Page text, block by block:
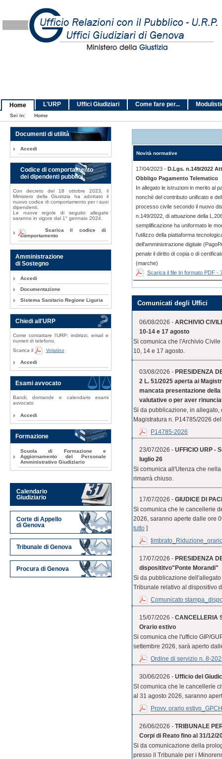
Home L'URP Uffici Giudiziari Come fare per...
Sei in: Home
Novità normative
17/04/2023 - D.Lgs. n.149/2022
Obbligo Pagamento Telematico
In allegato le istruzioni in merito al
nonchè del contributo unificato e
processo civile secondo il nuovo
n.149/2022, di attuazione della
semplificazione ha uniformato le
l'utilizzo della piattaforma
dell'amministrazione digitale
penale il diritto di copia o di
(marche)
Scarica il file In formato PDF -
Comunicati degli Uffici
06/08/2026 - ARCHIVIO
10-14 e 17 agosto
Si comunica che l'Archivio
10, 14 e 17 agosto.
03/08/2026 - PRESIDENZA
2 L. 51/2025 aperta ai
mancata presentazione
valutative o per aver
Si da pubblicazione, in
Magistratura n. P14785/2026
P14785-2026
23/07/2026 - UFFICIO URP -
luglio 26
Si comunica all'Utenza che
rimarrà chiuso.
17/07/2026 - GIUDICE DI
Si comunica che le cancellerie
2026, saranno aperte dalle ore
tutto]
17/07/2026 - PRESIDENZA
disposititvo"Ponte Morandi"
Si da pubblicazione
Tribunale relativo al dispositivo
Comunicato
15/07/2026 - CANCELLERIA
Orario estivo
Si comunica che l'ufficio GIP/
settembre 2026, sarà aperto
Ordine di servizio n. 8-
30/06/2026 - Ufficio del
SI comunica che le cancellerie
al 31 agosto 2026, saranno
Provv. orario
26/06/2026 - TRIBUNALE
Corpi di Reato fino al 31/12/
Si da comunicazione della
presso il Tribunale per i
Documenti di utilità
Accedi
Codice di comportamento
dei dipendenti pubblici
Con decreto del 18 ottobre 2023, il
Ministero della Giustizia ha adottato il
nuovo codice di comportamento per i suoi
dipendenti.
Le nuove regole di seguito allegate
saranno in vigore dal 1° gennaio 2024.
Scarica il codice di
comportamento
Amministrazione
di Sostegno
Accedi
Documentazione
Sistema Sanitario Regione Liguria
Chiedi all'URP
Come contattare l'URP: indirizzi, email e
numeri di telefono.
Scarica il
Volatino
Accedi
Esami avvocato
Bandi, domande e calendario esami
avvocato
Accedi
Formazione
Scuola di Formazione e
Aggiornamento del Personale
Amministrativo Giudiziario
Calendario
Giudiziario
Corte di Appello
di Genova
Tribunale di Genova
Procura di Genova